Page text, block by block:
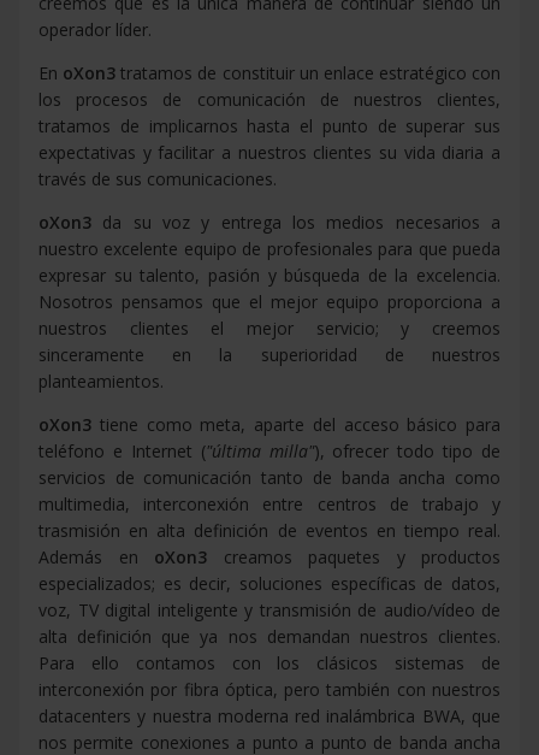
operador líder.
En oXon3 tratamos de constituir un enlace estratégico con
los procesos de comunicación de nuestros clientes,
tratamos de implicarnos hasta el punto de superar sus
expectativas y facilitar a nuestros clientes su vida diaria a
través de sus comunicaciones.
oXon3 da su voz y entrega los medios necesarios a
nuestro excelente equipo de profesionales para que pueda
expresar su talento, pasión y búsqueda de la excelencia.
Nosotros pensamos que el mejor equipo proporciona a
nuestros clientes el mejor servicio; y creemos
sinceramente en la superioridad de nuestros
planteamientos.
oXon3 tiene como meta, aparte del acceso básico para
teléfono e Internet ("última milla"), ofrecer todo tipo de
servicios de comunicación tanto de banda ancha como
multimedia, interconexión entre centros de trabajo y
trasmisión en alta definición de eventos en tiempo real.
Además en oXon3 creamos paquetes y productos
especializados; es decir, soluciones específicas de datos,
voz, TV digital inteligente y transmisión de audio/vídeo de
alta definición que ya nos demandan nuestros clientes.
Para ello contamos con los clásicos sistemas de
interconexión por fibra óptica, pero también con nuestros
datacenters y nuestra moderna red inalámbrica BWA, que
nos permite conexiones a punto a punto de banda ancha